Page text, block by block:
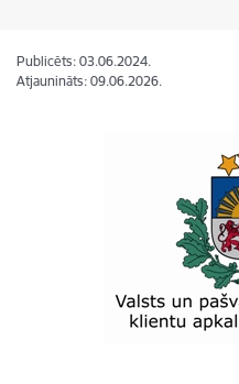
Publicēts: 03.06.2024.
Atjaunināts: 09.06.2026.